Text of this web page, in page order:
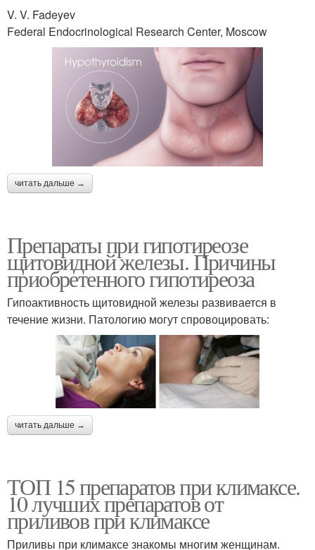
V. V. Fadeyev
Federal Endocrinological Research Center, Moscow
читать дальше →
Препараты при гипотиреозе
щитовидной железы. Причины
приобретенного гипотиреоза
Гипоактивность щитовидной железы развивается в
течение жизни. Патологию могут спровоцировать:
читать дальше →
ТОП 15 препаратов при климаксе.
10 лучших препаратов от
приливов при климаксе
Приливы при климаксе знакомы многим женщинам.